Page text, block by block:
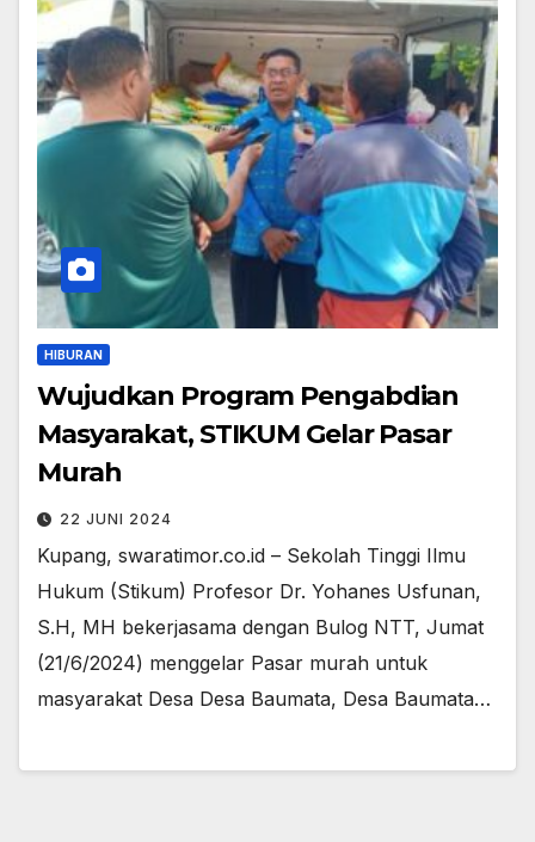
HIBURAN
Wujudkan Program Pengabdian
Masyarakat, STIKUM Gelar Pasar
Murah
22 JUNI 2024
Kupang, swaratimor.co.id – Sekolah Tinggi Ilmu
Hukum (Stikum) Profesor Dr. Yohanes Usfunan,
S.H, MH bekerjasama dengan Bulog NTT, Jumat
(21/6/2024) menggelar Pasar murah untuk
masyarakat Desa Desa Baumata, Desa Baumata…